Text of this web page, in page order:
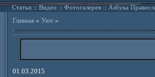
Статьи::Видео ::Фотогалерея::Азбука
Главная» Уют»
01.03.2015